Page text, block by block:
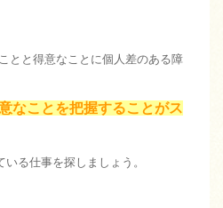
とと得意なことに個人差のある障
なことを把握することがス
る仕事を探しましょう。